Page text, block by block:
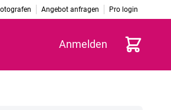
Angebot anfragen Pro login
Anmelden Warenkorb